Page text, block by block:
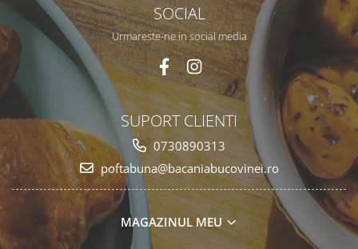
SOCIAL
Urmareste-ne in social media
SUPORT CLIENTI
0730890313
poftabuna@bacaniabucovinei.ro
MAGAZINUL MEU